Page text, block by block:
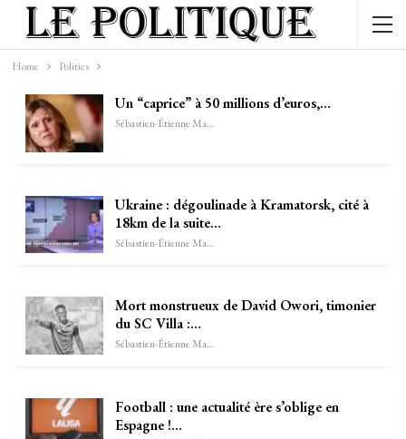
Home Politics
Un “caprice” à 50 millions d’euros,…
Sébastien-Étienne Marechal
Ukraine : dégoulinade à Kramatorsk, cité à
18km de la suite…
Sébastien-Étienne Marechal
Mort monstrueux de David Owori, timonier
du SC Villa :…
Sébastien-Étienne Marechal
Football : une actualité ère s’oblige en
Espagne !…